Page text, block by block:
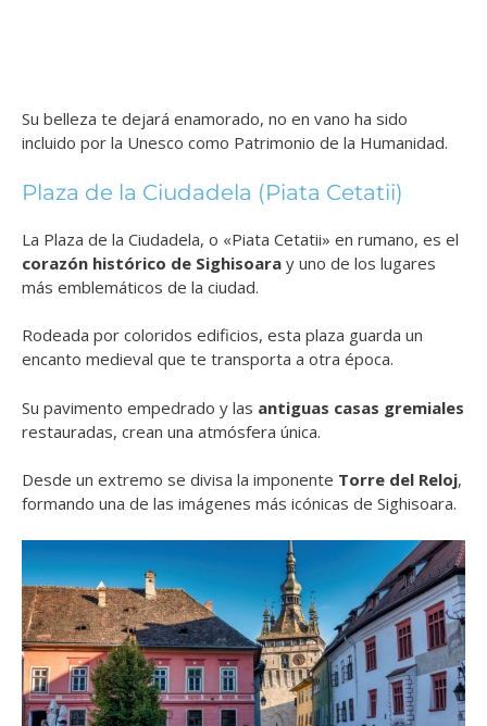
Su belleza te dejará enamorado, no en vano ha sido
incluido por la Unesco como Patrimonio de la Humanidad.
Plaza de la Ciudadela (Piata Cetatii)
La Plaza de la Ciudadela, o «Piata Cetatii» en rumano, es el
corazón histórico de Sighisoara y uno de los lugares
más emblemáticos de la ciudad.
Rodeada por coloridos edificios, esta plaza guarda un
encanto medieval que te transporta a otra época.
Su pavimento empedrado y las antiguas casas gremiales
restauradas, crean una atmósfera única.
Desde un extremo se divisa la imponente Torre del Reloj,
formando una de las imágenes más icónicas de Sighisoara.